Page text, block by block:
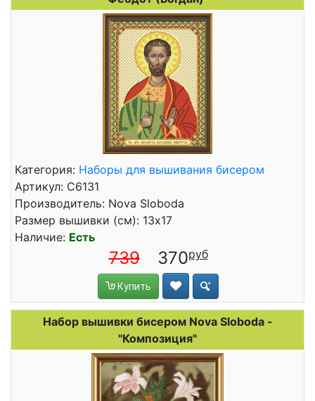
Категория: Наборы для вышивания бисером
Артикул: С6131
Производитель: Nova Sloboda
Размер вышивки (см): 13x17
Наличие: Есть
739 370
Купить
Набор вышивки бисером Nova Sloboda -
"Композиция"